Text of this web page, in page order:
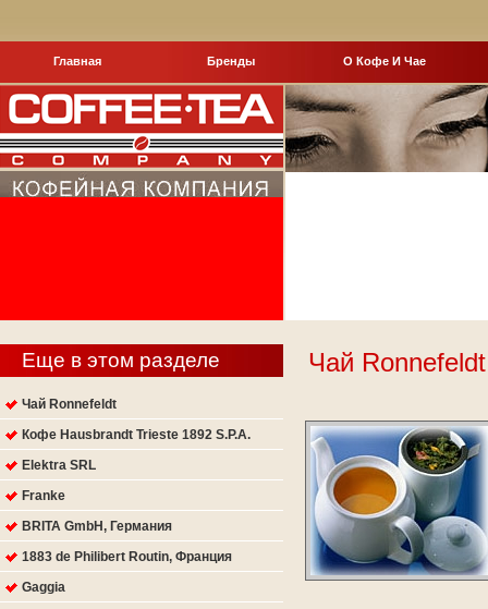
Главная Бренды О Кофе И Чае
Еще в этом разделе
Чай Ronnefeldt
Кофе Hausbrandt Trieste 1892 S.P.A.
Elektra SRL
Franke
BRITA GmbH, Германия
1883 de Philibert Routin, Франция
Gaggia
Чай Ronnefeldt